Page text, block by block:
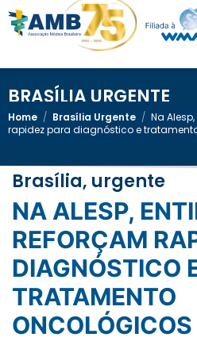
BRASÍLIA URGENTE
Home / Brasília Urgente / Na
rapidez para diagnóstico e
Brasília, urgente
NA ALESP, ENTIDADES
REFORÇAM
DIAGNÓSTICO
TRATAMENTO
ONCOLÓGICOS